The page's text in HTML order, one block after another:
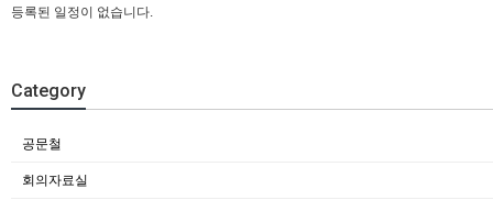
등록된 일정이 없습니다.
Category
공문철
회의자료실